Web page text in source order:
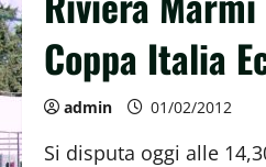
Coppa Italia
admin 01/02/2012
Si disputa oggi alle